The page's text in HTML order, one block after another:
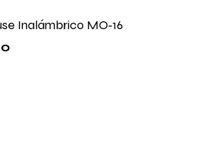
Inalámbrico MO‑16